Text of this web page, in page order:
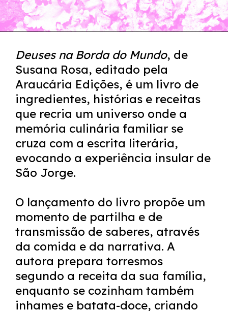
Deuses na Borda do Mundo, de
Susana Rosa, editado pela
Araucária Edições, é um livro de
ingredientes, histórias e receitas
que recria um universo onde a
memória culinária familiar se
cruza com a escrita literária,
evocando a experiência insular de
São Jorge.
O lançamento do livro propõe um
momento de partilha e de
transmissão de saberes, através
da comida e da narrativa. A
autora prepara torresmos
segundo a receita da sua família,
enquanto se cozinham também
inhames e batata-doce, criando